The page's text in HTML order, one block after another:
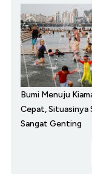
Bumi Menuju
Cepat, Situasinya
Sangat Genting